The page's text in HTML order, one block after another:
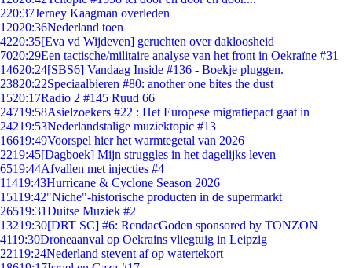
220:37Jerney Kaagman overleden
12020:36Nederland toen
4220:35[Eva vd Wijdeven] geruchten over dakloosheid
7020:29Een tactische/militaire analyse van het front in Oekraïne #31
14620:24[SBS6] Vandaag Inside #136 - Boekje pluggen.
23820:22Speciaalbieren #80: another one bites the dust
1520:17Radio 2 #145 Ruud 66
24719:58Asielzoekers #22 : Het Europese migratiepact gaat in
24219:53Nederlandstalige muziektopic #13
16619:49Voorspel hier het warmtegetal van 2026
2219:45[Dagboek] Mijn struggles in het dagelijks leven
6519:44Afvallen met injecties #4
11419:43Hurricane & Cyclone Season 2026
15119:42"Niche"-historische producten in de supermarkt
26519:31Duitse Muziek #2
13219:30[DRT SC] #6: RendacGoden sponsored by TONZON
4119:30Droneaanval op Oekrains vliegtuig in Leipzig
22119:24Nederland stevent af op watertekort